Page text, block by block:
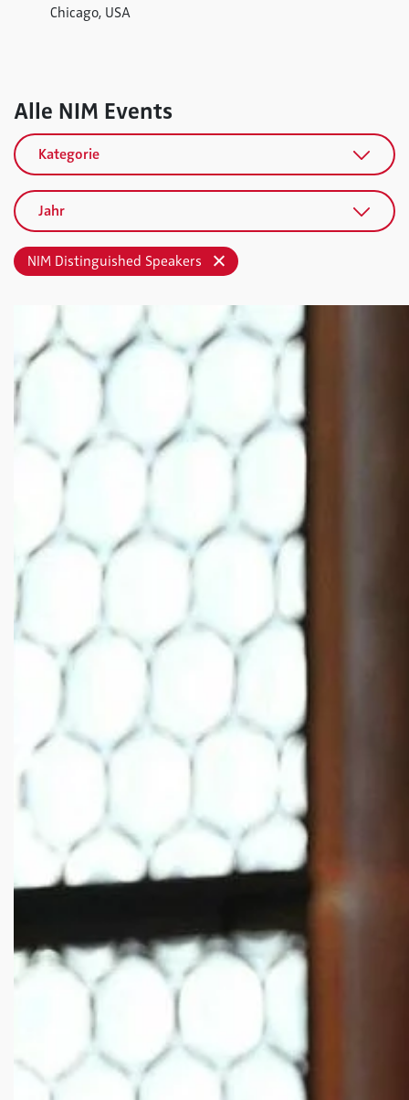
Chicago, USA
Alle NIM Events
Kategorie
Jahr
NIM Distinguished Speakers